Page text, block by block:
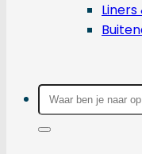
Zoeken
naar: